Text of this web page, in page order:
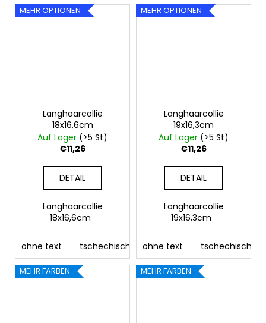
MEHR OPTIONEN
Langhaarcollie
18x16,6cm
Auf Lager (>5 St)
€11,26
DETAIL
Langhaarcollie
18x16,6cm
ohne text tschechisch deutsch englisch
MEHR OPTIONEN
Langhaarcollie
19x16,3cm
Auf Lager (>5 St)
€11,26
DETAIL
Langhaarcollie
19x16,3cm
ohne text tschechisch
MEHR FARBEN MEHR FARBEN